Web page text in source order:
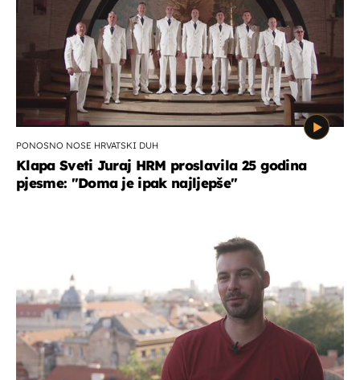
PONOSNO NOSE HRVATSKI DUH
Klapa Sveti Juraj HRM proslavila 25 godina
pjesme: "Doma je ipak najljepše"